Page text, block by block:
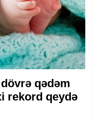
qədəm
rekord qeydə